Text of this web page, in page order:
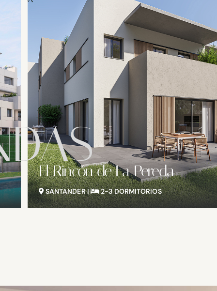
Residencial Bellavista
SANTANDER | 2 DORMITORIOS